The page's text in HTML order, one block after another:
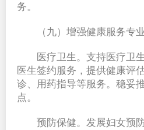
务。
（九）增强健康服务专
医疗卫生。支持医疗卫
医生签约服务，提供健康评
诊、用药指导等服务。稳妥
点。
预防保健。发展妇女预